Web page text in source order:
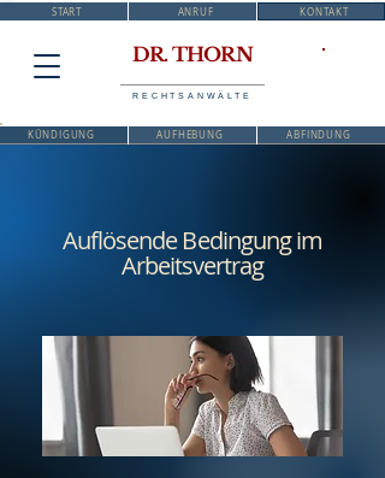
START ANRUF KONTAKT
DR. THORN
RECHTSANWÄLTE
KÜNDIGUNG AUFHEBUNG ABFINDUNG
Auflösende Bedingung im
Arbeitsvertrag